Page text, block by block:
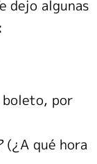
dejo algunas
boleto, por
(¿A qué hora